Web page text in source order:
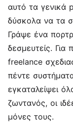
αυτό τα γενικά
δύσκολα να τα
Γράψε ένα
δεσμευτείς.
freelance
πέντε
εγκαταλείψει
ζωντανός, οι
μόνες τους.